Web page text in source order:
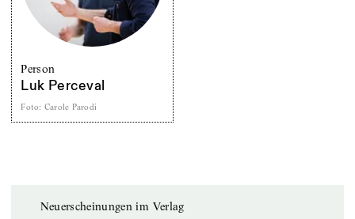
Person
Luk Perceval
Foto: Carole Parodi
Neuerscheinungen im Verlag